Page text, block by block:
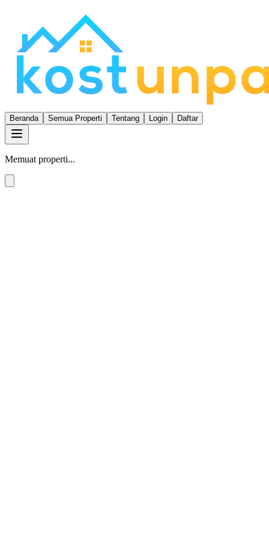
Beranda Semua Properti Tentang Login Daftar
Memuat properti...